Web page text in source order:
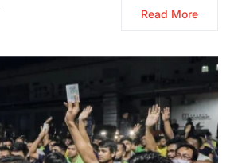
Read More